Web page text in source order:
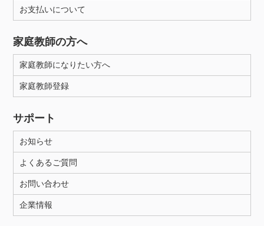
お支払いについて
家庭教師の方へ
家庭教師になりたい方へ
家庭教師登録
サポート
お知らせ
よくあるご質問
お問い合わせ
企業情報